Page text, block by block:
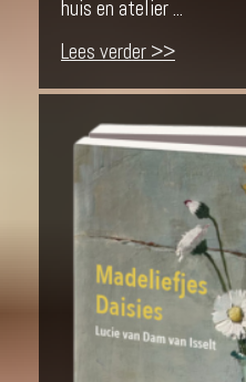
huis en atelier ...
Lees verder >>